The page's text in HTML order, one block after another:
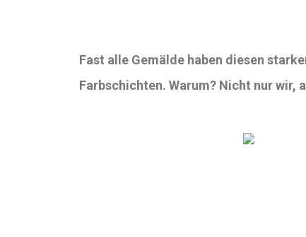
Fast alle Gemälde haben diesen
Farbschichten. Warum? Nicht nur wir,